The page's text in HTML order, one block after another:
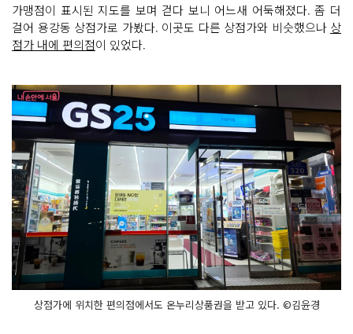
가맹점이 표시된 지도를 보며 걷다 보니 어느새 어둑해졌다. 좀 더
걸어 용강동 상점가로 가봤다. 이곳도 다른 상점가와 비슷했으나 상
점가 내에 편의점이 있었다.
상점가에 위치한 편의점에서도 온누리상품권을 받고 있다. ©김윤경